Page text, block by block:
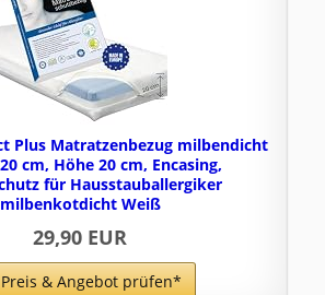
Plus Matratzenbezug milbendicht
cm, Höhe 20 cm, Encasing,
für Hausstauballergiker
milbenkotdicht Weiß
29,90 EUR
Preis & Angebot prüfen*